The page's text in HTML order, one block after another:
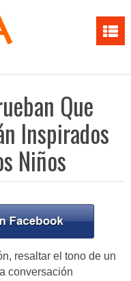
Que
Inspirados
Niños
resaltar el tono de un
conversación